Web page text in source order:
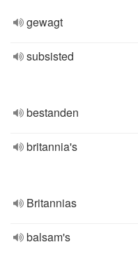
gewagt
subsisted
bestanden
britannia's
Britannias
balsam's